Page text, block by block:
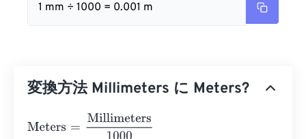
1 mm ÷ 1000 = 0.001 m
変換方法 Millimeters に Meters?
Meters Millimeters1000